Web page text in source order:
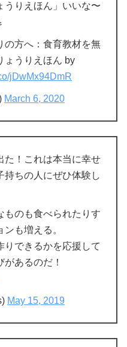
うりえほん」いいな〜
の方へ：食育教材を無
ょうりえほん by
jDwMx94DmR
March 6, 2020
た！これは本当に幸せ
持ちの人にぜひ体験し
ものも食べられたりす
も増える。
りできるかを応援して
があるのだ！
May 15, 2019